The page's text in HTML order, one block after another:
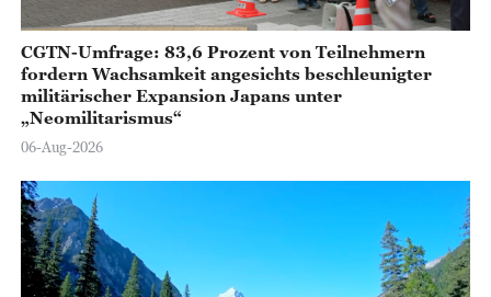
CGTN-Umfrage: 83,6 Prozent von Teilnehmern
fordern Wachsamkeit angesichts beschleunigter
militärischer Expansion Japans unter
„Neomilitarismus“
06-Aug-2026